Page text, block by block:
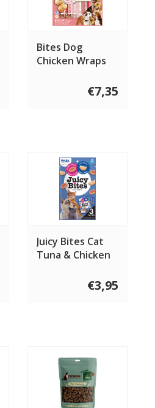
Bites Dog
Chicken Wraps
€7,35
Juicy Bites Cat
Tuna & Chicken
€3,95